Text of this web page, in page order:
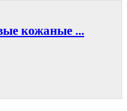
кожаные ...